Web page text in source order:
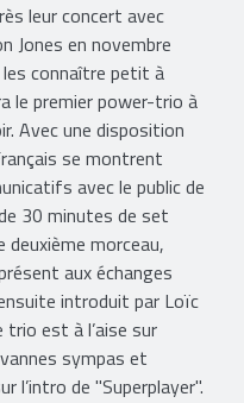
leur concert avec
Jones en novembre
les connaître petit à
le premier power-trio à
Avec une disposition
se montrent
avec le public de
30 minutes de set
morceau,
aux échanges
introduit par Loïc
est à l’aise sur
sympas et
l’intro de "Superplayer".